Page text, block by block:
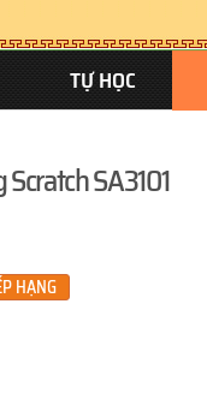
TỰ HỌC
SA3101